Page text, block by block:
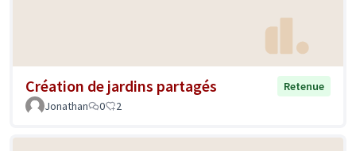
Création de jardins partagés
Retenue
Jonathan
0 2